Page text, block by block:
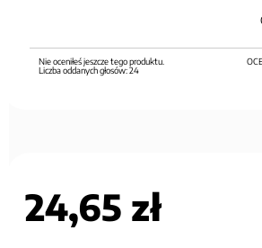
Nie oceniłeś jeszcze tego produktu.
Liczba oddanych głosów:24
24,65 zł